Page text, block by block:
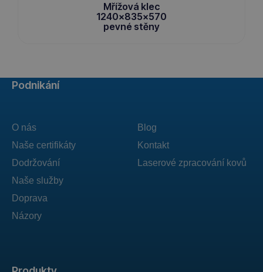
Mřížová klec
1240x835x570
pevné stěny
Podnikání
O nás
Naše certifikáty
Dodržování
Naše služby
Doprava
Názory
Blog
Kontakt
Laserové zpracování kovů